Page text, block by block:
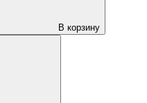
В корзину